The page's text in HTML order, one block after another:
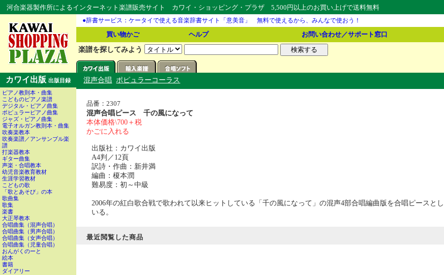
河合楽器製作所によるインターネット楽譜販売サイト カワイ・ショッピング・プラザ 5,500円以上のお買い上げで送料無料
●辞書サービス：ケータイで使える音楽辞書サイト「意美音」 無料で使えるから、みんなで使おう！
買い物かご ヘルプ お問い合わせ／サポート窓口
楽譜を探してみよう
カワイ出版 出版目録
ピアノ教則本・曲集
こどものピアノ楽譜
デジタル・ピアノ曲集
ポピュラーピアノ曲集
ジャズ・ピアノ曲集
電子オルガン教則本・曲集
吹奏楽教本
吹奏楽譜／アンサンブル楽
譜
打楽器教本
ギター曲集
声楽・合唱教本
幼児音楽教育教材
生涯学習教材
こどもの歌
「歌とあそび」の本
歌曲集
歌集
楽書
大正琴教本
合唱曲集（混声合唱）
合唱曲集（男声合唱）
合唱曲集（女声合唱）
合唱曲集（児童合唱）
おんがくのーと
絵本
書籍
ダイアリー
混声合唱 ポピュラーコーラス
品番：2307
混声合唱ピース 千の風になって
本体価格\700＋税
かごに入れる
出版社：カワイ出版
A4判／12頁
訳詩・作曲：新井満
編曲：榎本潤
難易度：初～中級
2006年の紅白歌合戦で歌われて以来ヒットしている「千の風になって」の混声4部合唱編曲版を合唱ピースと
いる。
最近閲覧した商品